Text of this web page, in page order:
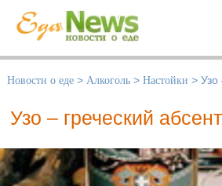
Новости о еде > Алкоголь > Настойки > Узо
Узо – греческий абсент